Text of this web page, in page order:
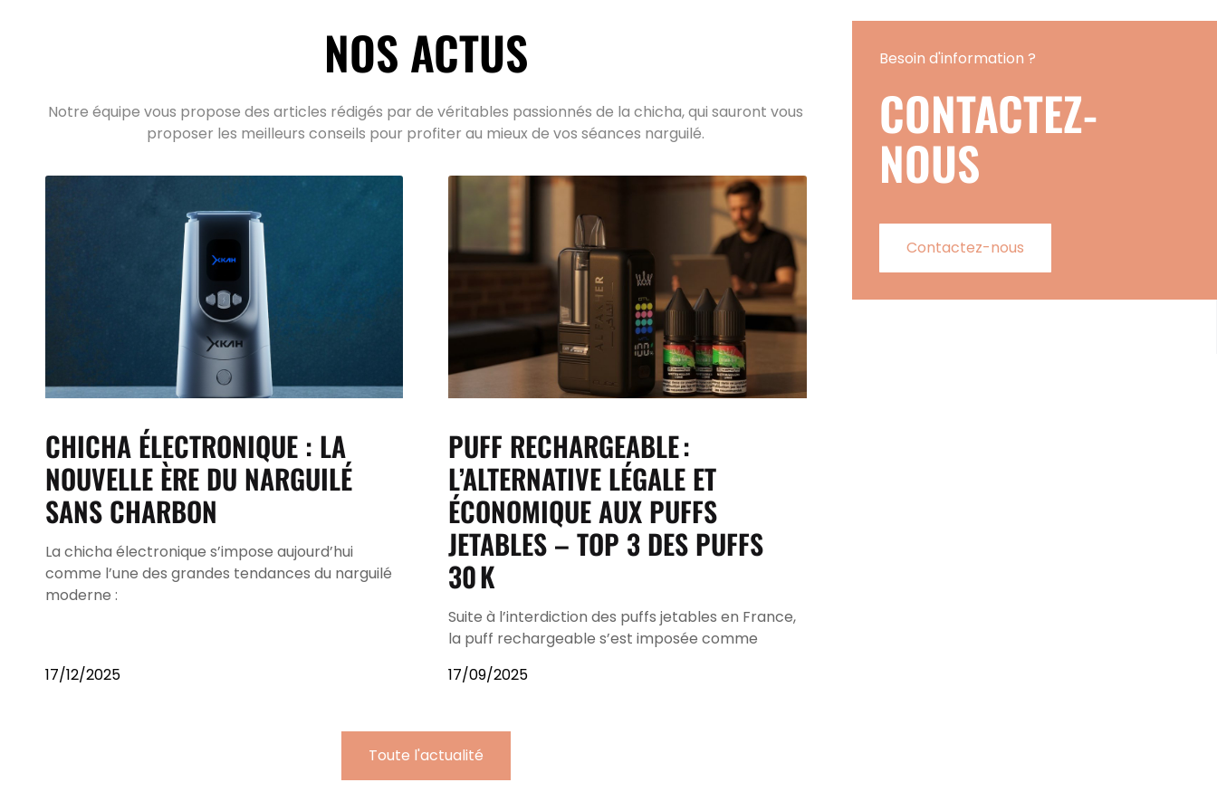
NOS ACTUS
Notre équipe vous propose des articles rédigés par de véritables passionnés de la chicha, qui sauront vous
proposer les meilleurs conseils pour profiter au mieux de vos séances narguilé.
CHICHA ÉLECTRONIQUE : LA
NOUVELLE ÈRE DU NARGUILÉ
SANS CHARBON
La chicha électronique s’impose aujourd’hui
comme l’une des grandes tendances du narguilé
moderne :
17/12/2025
PUFF RECHARGEABLE :
L’ALTERNATIVE LÉGALE ET
ÉCONOMIQUE AUX PUFFS
JETABLES – TOP 3 DES PUFFS
30 K
Suite à l’interdiction des puffs jetables en France,
la puff rechargeable s’est imposée comme
17/09/2025
Toute l'actualité
Besoin d'information ?
CONTACTEZ-
NOUS
Contactez-nous